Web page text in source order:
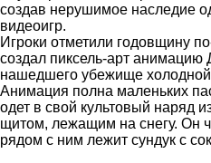
создав нерушимое наследие
видеоигр.
Игроки отметили годовщину
создал пиксель-арт анимацию
нашедшего убежище
Анимация полна маленьких
одет в свой культовый наряд
щитом, лежащим на снегу. Он
рядом с ним лежит сундук с